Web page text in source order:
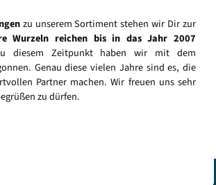
zu unserem Sortiment stehen wir Dir zur
Wurzeln reichen bis in das Jahr 2007
diesem Zeitpunkt haben wir mit dem
Genau diese vielen Jahre sind es, die
Partner machen. Wir freuen uns sehr
zu dürfen.